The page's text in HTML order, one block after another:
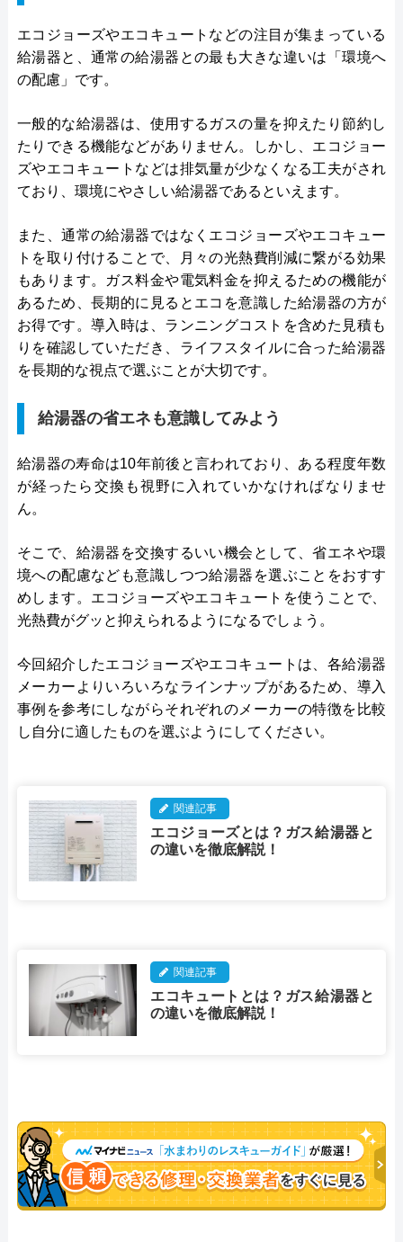
エコジョーズやエコキュートなどの注目が集まっている
給湯器と、通常の給湯器との最も大きな違いは「環境へ
の配慮」です。
一般的な給湯器は、使用するガスの量を抑えたり節約し
たりできる機能などがありません。しかし、エコジョー
ズやエコキュートなどは排気量が少なくなる工夫がされ
ており、環境にやさしい給湯器であるといえます。
また、通常の給湯器ではなくエコジョーズやエコキュー
トを取り付けることで、月々の光熱費削減に繋がる効果
もあります。ガス料金や電気料金を抑えるための機能が
あるため、長期的に見るとエコを意識した給湯器の方が
お得です。導入時は、ランニングコストを含めた見積も
りを確認していただき、ライフスタイルに合った給湯器
を長期的な視点で選ぶことが大切です。
給湯器の省エネも意識してみよう
給湯器の寿命は10年前後と言われており、ある程度年数
が経ったら交換も視野に入れていかなければなりませ
ん。
そこで、給湯器を交換するいい機会として、省エネや環
境への配慮なども意識しつつ給湯器を選ぶことをおすす
めします。エコジョーズやエコキュートを使うことで、
光熱費がグッと抑えられるようになるでしょう。
今回紹介したエコジョーズやエコキュートは、各給湯器
メーカーよりいろいろなラインナップがあるため、導入
事例を参考にしながらそれぞれのメーカーの特徴を比較
し自分に適したものを選ぶようにしてください。
関連記事
エコジョーズとは？ガス給湯器と
の違いを徹底解説！
関連記事
エコキュートとは？ガス給湯器と
の違いを徹底解説！